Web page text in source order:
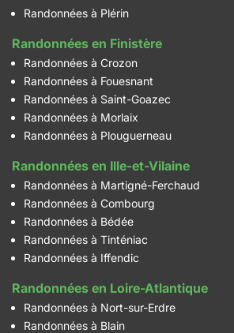
Randonnées à Plérin
Randonnées en Finistère
Randonnées à Crozon
Randonnées à Fouesnant
Randonnées à Saint-Goazec
Randonnées à Morlaix
Randonnées à Plouguerneau
Randonnées en Ille-et-Vilaine
Randonnées à Martigné-Ferchaud
Randonnées à Combourg
Randonnées à Bédée
Randonnées à Tinténiac
Randonnées à Iffendic
Randonnées en Loire-Atlantique
Randonnées à Nort-sur-Erdre
Randonnées à Blain